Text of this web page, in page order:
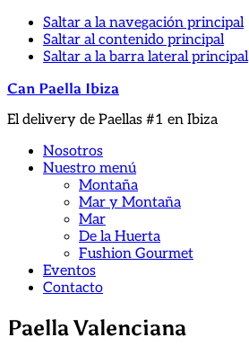
Saltar a la navegación principal
Saltar al contenido principal
Saltar a la barra lateral principal
Can Paella Ibiza
El delivery de Paellas #1 en Ibiza
Nosotros
Nuestro menú
Montaña
Mar y Montaña
Mar
De la Huerta
Fushion Gourmet
Eventos
Contacto
Paella Valenciana